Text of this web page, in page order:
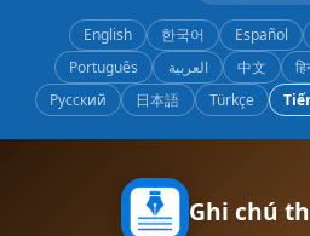
English 한국어 Español
Português
العربية 中文
Русский
日本語 Türkçe
Ghi chú